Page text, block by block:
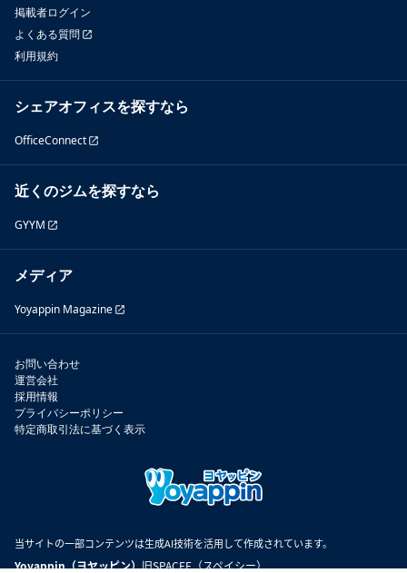
掲載者ログイン
よくある質問
利用規約
シェアオフィスを探すなら
OfficeConnect
近くのジムを探すなら
GYYM
メディア
Yoyappin Magazine
お問い合わせ
運営会社
採用情報
プライバシーポリシー
特定商取引法に基づく表示
当サイトの一部コンテンツは生成AI技術を活用して作成されています。
Yoyappin（ヨヤッピン）旧SPACEE（スペイシー）